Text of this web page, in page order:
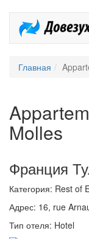
Главная
Molles
Франция
Категория: Rest of
Адрес: 16, rue
Тип отеля: Hotel